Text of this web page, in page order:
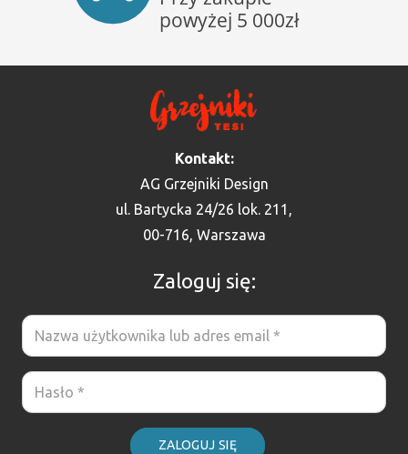
Kontakt:
AG Grzejniki Design
ul. Bartycka 24/26 lok. 211,
00-716, Warszawa
Zaloguj się:
ZALOGUJ SIĘ